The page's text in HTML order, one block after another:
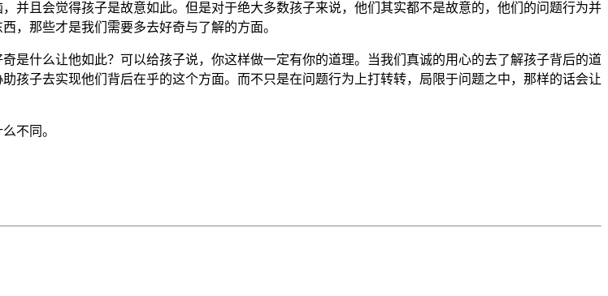
并且会觉得孩子是故意如此。但是对于绝大多数孩子来说，他们其实都不是故意的，他们的问题行为并
，那些才是我们需要多去好奇与了解的方面。
什么让他如此？可以给孩子说，你这样做一定有你的道理。当我们真诚的用心的去了解孩子背后的道
孩子去实现他们背后在乎的这个方面。而不只是在问题行为上打转转，局限于问题之中，那样的话会让
不同。